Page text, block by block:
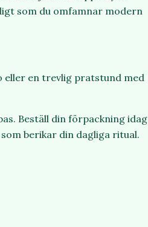
som du omfamnar modern
eller en trevlig pratstund med
Beställ din förpackning idag
berikar din dagliga ritual.